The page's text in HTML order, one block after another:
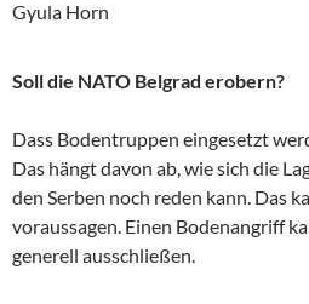
Gyula Horn
Soll die NATO Belgrad erobern?
Dass Bodentruppen eingesetzt
Das hängt davon ab, wie sich die
den Serben noch reden kann. Das
voraussagen. Einen Bodenangriff
generell ausschließen.